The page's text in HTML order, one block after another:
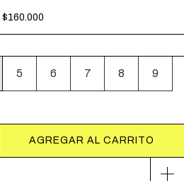
$160.000
5 6 7 8 9